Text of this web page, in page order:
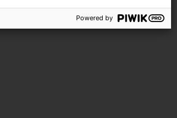
Powered by